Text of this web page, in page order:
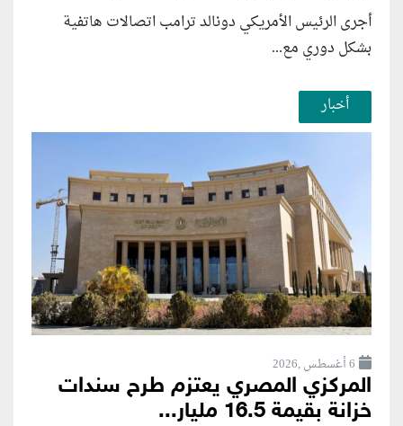
أجرى الرئيس الأمريكي دونالد ترامب اتصالات هاتفية
بشكل دوري مع...
أخبار
6 أغسطس ,2026
المركزي المصري يعتزم طرح سندات
خزانة بقيمة 16.5 مليار...